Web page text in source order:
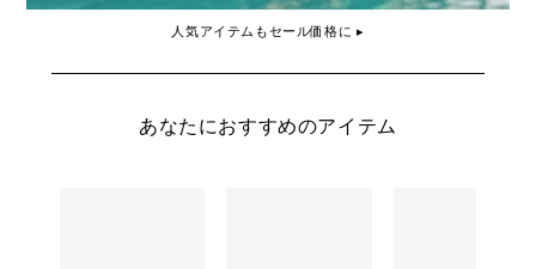
人気アイテムもセール価格に ▸
あなたにおすすめのアイテム